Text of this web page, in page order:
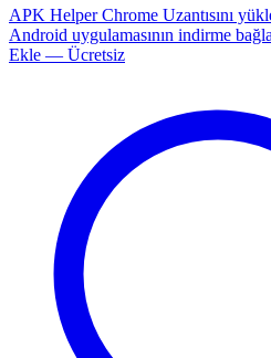
APK Helper Chrome Uzantısını
Android uygulamasının indirme
Ekle — Ücretsiz